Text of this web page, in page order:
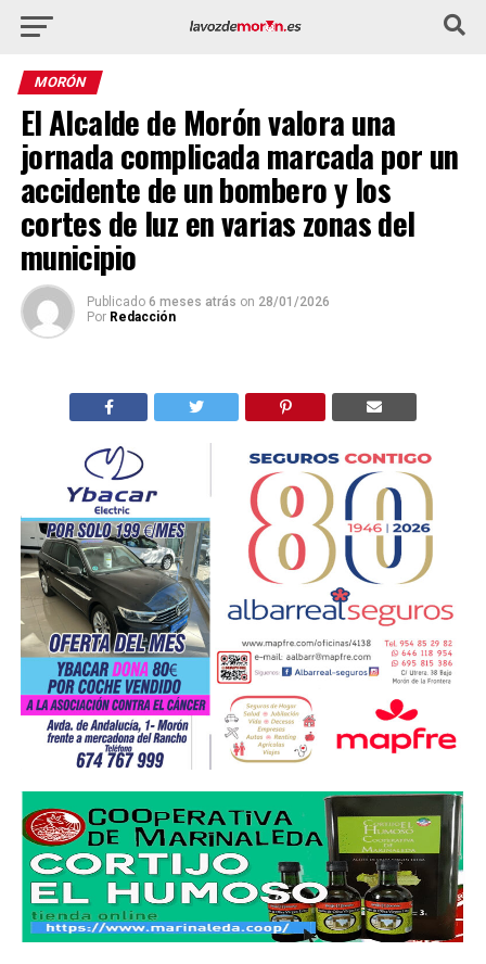
MORÓN
El Alcalde de Morón valora una
jornada complicada marcada por un
accidente de un bombero y los
cortes de luz en varias zonas del
municipio
Publicado 6 meses atrás on 28/01/2026
Por Redacción